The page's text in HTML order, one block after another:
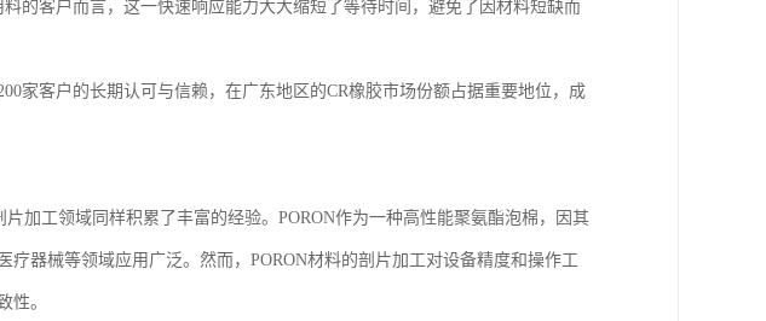
的客户而言，这一快速响应能力大大缩短了等待时间，避免了因材料短缺而
家客户的长期认可与信赖，在广东地区的CR橡胶市场份额占据重要地位，成
加工领域同样积累了丰富的经验。PORON作为一种高性能聚氨酯泡棉，因其
器械等领域应用广泛。然而，PORON材料的剖片加工对设备精度和操作工
性。